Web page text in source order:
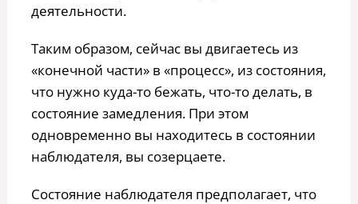
деятельности.
Таким образом, сейчас вы двигаетесь из
«конечной части» в «процесс», из состояния,
что нужно куда-то бежать, что-то делать, в
состояние замедления. При этом
одновременно вы находитесь в состоянии
наблюдателя, вы созерцаете.
Состояние наблюдателя предполагает, что